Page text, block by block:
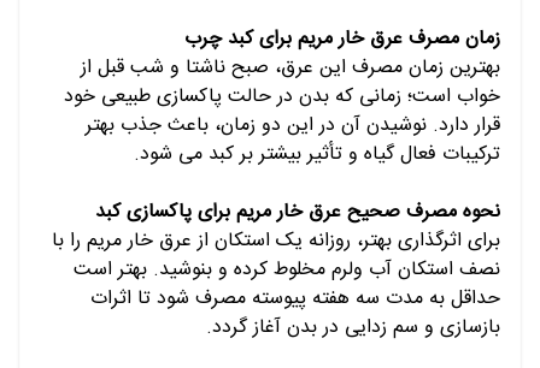
زمان مصرف عرق خار مریم برای کبد چرب
بهترین زمان مصرف این عرق، صبح ناشتا و شب قبل از
خواب است؛ زمانی که بدن در حالت پاکسازی طبیعی خود
قرار دارد. نوشیدن آن در این دو زمان، باعث جذب بهتر
ترکیبات فعال گیاه و تأثیر بیشتر بر کبد می شود.
نحوه مصرف صحیح عرق خار مریم برای پاکسازی کبد
برای اثرگذاری بهتر، روزانه یک استکان از عرق خار مریم را با
نصف استکان آب ولرم مخلوط کرده و بنوشید. بهتر است
حداقل به مدت سه هفته پیوسته مصرف شود تا اثرات
بازسازی و سم زدایی در بدن آغاز گردد.